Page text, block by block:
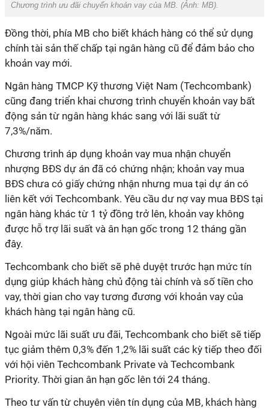
Chương trình ưu đãi chuyển khoản vay của MB. (Ảnh: MB).
Đồng thời, phía MB cho biết khách hàng có thể sử dụng
chính tài sản thế chấp tại ngân hàng cũ để đảm bảo cho
khoản vay mới.
Ngân hàng TMCP Kỹ thương Việt Nam (Techcombank)
cũng đang triển khai chương trình chuyển khoản vay bất
động sản từ ngân hàng khác sang với lãi suất từ
7,3%/năm.
Chương trình áp dụng khoản vay mua nhận chuyển
nhượng BĐS dự án đã có chứng nhận; khoản vay mua
BĐS chưa có giấy chứng nhận nhưng mua tại dự án có
liên kết với Techcombank. Yêu cầu dư nợ vay mua BĐS tại
ngân hàng khác từ 1 tỷ đồng trở lên, khoản vay không
được hỗ trợ lãi suất và ân hạn gốc trong 12 tháng gần
đây.
Techcombank cho biết sẽ phê duyệt trước hạn mức tín
dụng giúp khách hàng chủ động tài chính và số tiền cho
vay, thời gian cho vay tương đương với khoản vay của
khách hàng tại ngân hàng cũ.
Ngoài mức lãi suất ưu đãi, Techcombank cho biết sẽ tiếp
tục giảm thêm 0,3% đến 1,2% lãi suất các kỳ tiếp theo đối
với hội viên Techcombank Private và Techcombank
Priority. Thời gian ân hạn gốc lên tới 24 tháng.
Theo tư vấn từ chuyên viên tín dụng của MB, khách hàng